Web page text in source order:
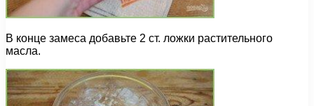
В конце замеса добавьте 2 ст. ложки растительного
масла.